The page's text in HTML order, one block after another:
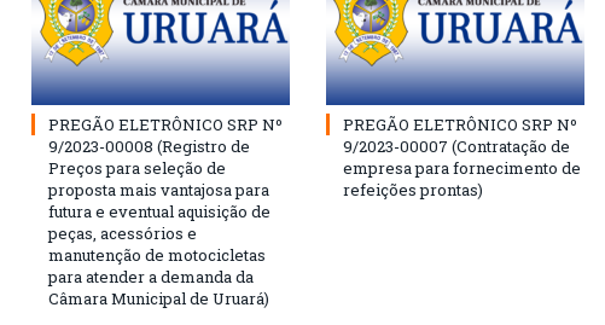
PREGÃO ELETRÔNICO SRP Nº
9/2023-00008 (Registro de
Preços para seleção de
proposta mais vantajosa para
futura e eventual aquisição de
peças, acessórios e
manutenção de motocicletas
para atender a demanda da
Câmara Municipal de Uruará)
PREGÃO ELETRÔNICO SRP Nº
9/2023-00007 (Contratação de
empresa para fornecimento de
refeições prontas)